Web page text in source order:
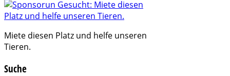
Miete diesen Platz und helfe unseren
Tieren.
Suche